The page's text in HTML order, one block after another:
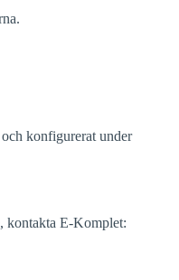
konfigurerat under
kontakta E-Komplet: